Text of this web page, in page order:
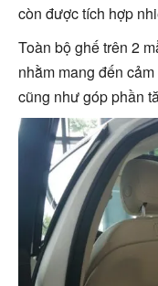
còn được tích hợp
Toàn bộ ghế trên 2
nhằm mang đến
cũng như góp phần